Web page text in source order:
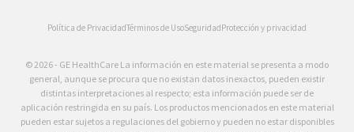
Política de PrivacidadTérminos de UsoSeguridadProtección y privacidad
© 2026 - GE HealthCare La información en este material se presenta a modo
general, aunque se procura que no existan datos inexactos, pueden existir
distintas interpretaciones al respecto; esta información puede ser de
aplicación restringida en su país. Los productos mencionados en este material
pueden estar sujetos a regulaciones del gobierno y pueden no estar disponibles